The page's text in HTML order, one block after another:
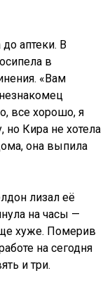
аптеки. В
в
«Вам
все хорошо, я
но Кира не хотела
она выпила
лизал её
на часы —
хуже. Померив
на сегодня
и три.